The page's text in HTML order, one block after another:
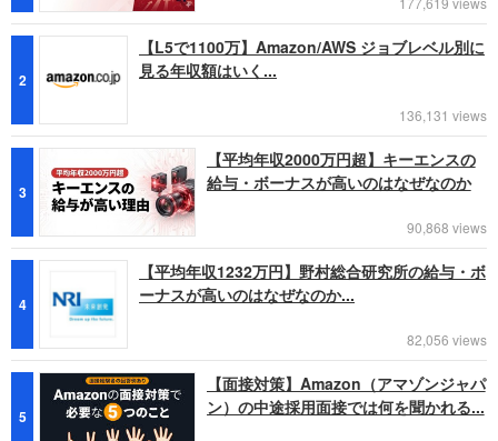
2
【L5で1100万】Amazon/AWS ジョブレベル別に
見る年収額はいく...
136,131 views
3
【平均年収2000万円超】キーエンスの
給与・ボーナスが高いのはなぜなのか
90,868 views
4
【平均年収1232万円】野村総合研究所の給与・ボ
ーナスが高いのはなぜなのか...
82,056 views
5
【面接対策】Amazon（アマゾンジャパ
ン）の中途採用面接では何を聞かれる...